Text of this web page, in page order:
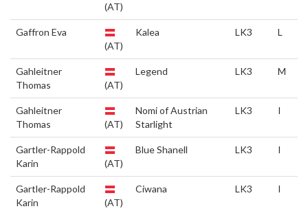
(AT)
Gaffron Eva
(AT)
Kalea LK3 L
Gahleitner
Thomas
(AT)
Legend LK3 M
Gahleitner
Thomas
(AT)
Nomi of Austrian
Starlight
LK3 I
Gartler-Rappold
Karin
(AT)
Blue Shanell LK3 I
Gartler-Rappold
Karin
(AT)
Ciwana LK3 I